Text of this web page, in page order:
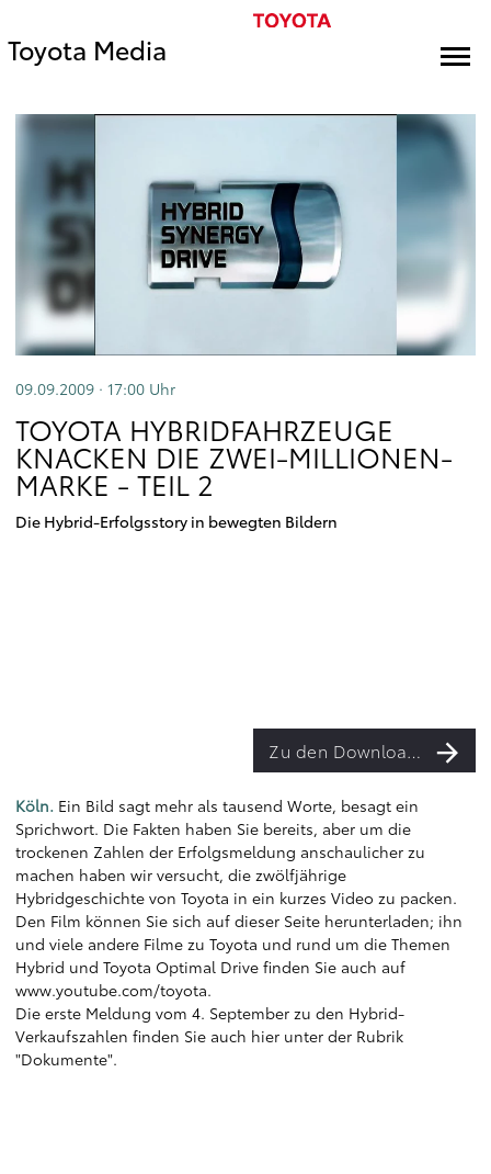
Toyota Media
09.09.2009 · 17:00 Uhr
TOYOTA HYBRIDFAHRZEUGE
KNACKEN DIE ZWEI-MILLIONEN-
MARKE - TEIL 2
Die Hybrid-Erfolgsstory in bewegten Bildern
Zu den Downloads
Köln. Ein Bild sagt mehr als tausend Worte, besagt ein
Sprichwort. Die Fakten haben Sie bereits, aber um die
trockenen Zahlen der Erfolgsmeldung anschaulicher zu
machen haben wir versucht, die zwölfjährige
Hybridgeschichte von Toyota in ein kurzes Video zu packen.
Den Film können Sie sich auf dieser Seite herunterladen; ihn
und viele andere Filme zu Toyota und rund um die Themen
Hybrid und Toyota Optimal Drive finden Sie auch auf
www.youtube.com/toyota.
Die erste Meldung vom 4. September zu den Hybrid-
Verkaufszahlen finden Sie auch hier unter der Rubrik
"Dokumente".